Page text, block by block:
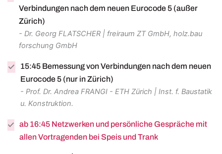
Verbindungen nach dem neuen Eurocode 5 (außer
Zürich)
- Dr. Georg FLATSCHER | freiraum ZT GmbH, holz.bau
forschung GmbH
15:45 Bemessung von Verbindungen nach dem neuen
Eurocode 5 (nur in Zürich)
- Prof. Dr. Andrea FRANGI - ETH Zürich | Inst. f. Baustatik
u. Konstruktion.
ab 16:45 Netzwerken und persönliche Gespräche mit
allen Vortragenden bei Speis und Trank